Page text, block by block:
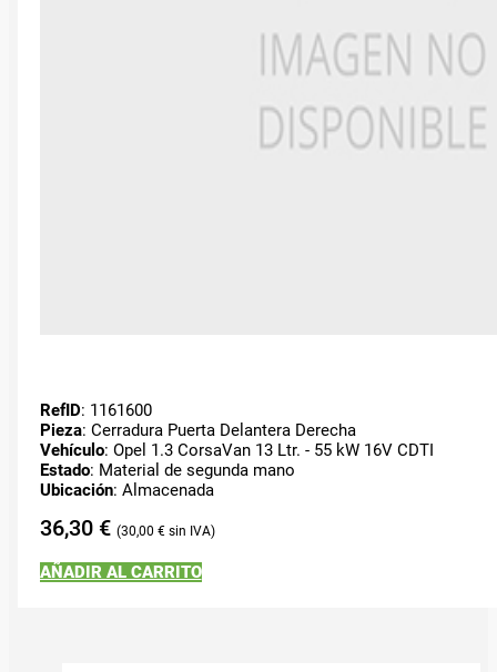
RefID: 1161600
Pieza: Cerradura Puerta Delantera Derecha
Vehículo: Opel 1.3 CorsaVan 13 Ltr. - 55 kW 16V CDTI
Estado: Material de segunda mano
Ubicación: Almacenada
36,30 € 30,00 €
AÑADIR AL CARRITO